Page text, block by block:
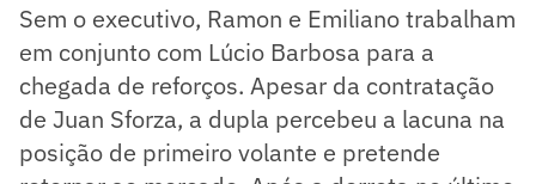
Sem o executivo, Ramon e Emiliano trabalham
em conjunto com Lúcio Barbosa para a
chegada de reforços. Apesar da contratação
de Juan Sforza, a dupla percebeu a lacuna na
posição de primeiro volante e pretende